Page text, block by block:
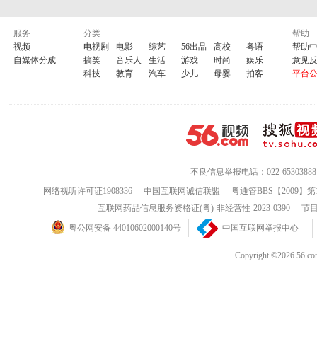
服务
视频
自媒体分成
分类
电视剧
电影 综艺 56出品 高校
粤语
搞笑
音乐人 生活 游戏 时尚
娱乐
科技
教育 汽车 少儿 母婴 拍客
帮助
帮助
意见
平台
不良信息举报电话：022-65303888
网络视听许可证1908336
中国互联网诚信联盟
粤通管BBS【2009】
互联网药品信息服务资格证(粤)-非经营性-2023-0390
节
粤公网安备 44010602000140号
中国互联网举报中心
Copyright ©2026